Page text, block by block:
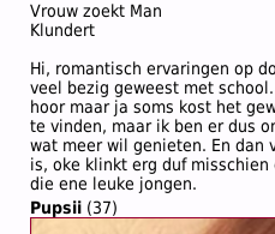
Vrouw zoekt Man
Klundert
Hi, romantisch ervaringen op
veel bezig geweest met
hoor maar ja soms kost het
te vinden, maar ik ben er dus
wat meer wil genieten. En dan
is, oke klinkt erg duf
die ene leuke jongen.
Pupsii (37)